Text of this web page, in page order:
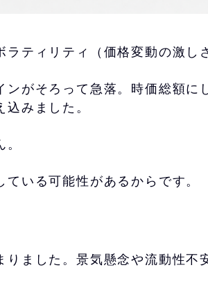
ティリティ（価格変動の激し
がそろって急落。時価総額
みました。
。
いる可能性があるからです。
ました。景気懸念や流動性